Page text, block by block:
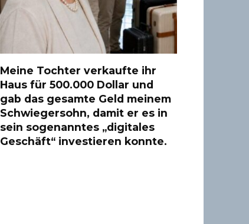
Meine Tochter verkaufte ihr
Haus für 500.000 Dollar und
gab das gesamte Geld meinem
Schwiegersohn, damit er es in
sein sogenanntes „digitales
Geschäft“ investieren konnte.